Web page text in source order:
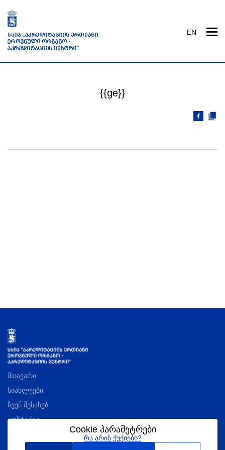
EN
{{ge}}
მთავარი
სიახლეები
ჩვენ შესახებ
კონტაქტი
Cookie პარამეტრები
რა არის ქუქიები?